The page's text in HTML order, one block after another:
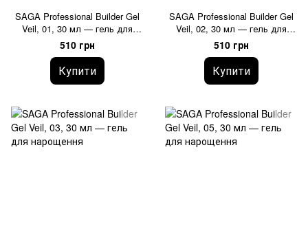
SAGA Professional Builder Gel
Veil, 01, 30 мл — гель для
нарощення
510 грн
Купити
SAGA Professional Builder Gel
Veil, 02, 30 мл — гель для
нарощення
510 грн
Купити